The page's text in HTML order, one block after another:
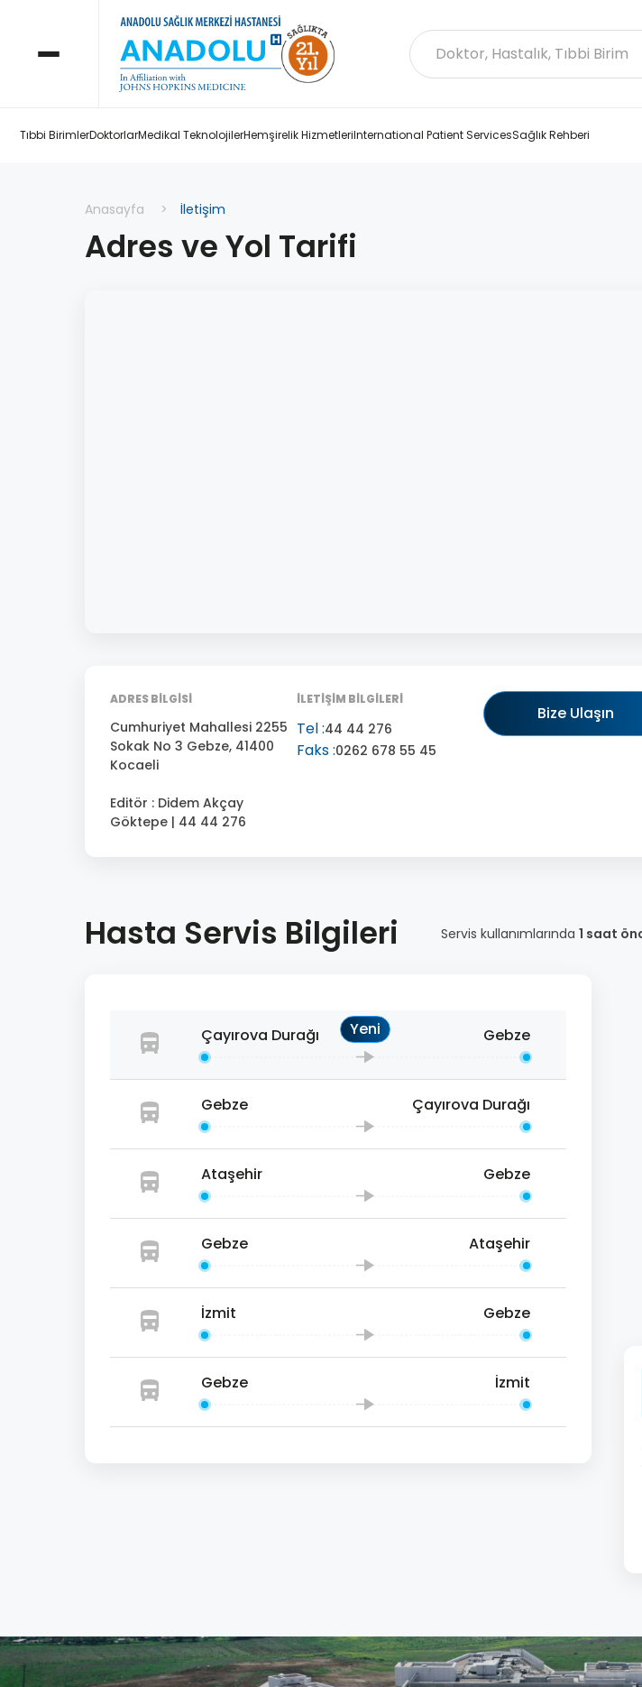
Tıbbi BirimlerDoktorlarMedikal TeknolojilerHemşirelik HizmetleriInternational Patient ServicesSağlık Rehberi
Anasayfa İletişim
Adres ve Yol Tarifi
ADRES BİLGİSİ
Cumhuriyet Mahallesi 2255
Sokak No 3 Gebze, 41400
Kocaeli
Editör : Didem Akçay
Göktepe | 44 44 276
İLETİŞİM BİLGİLERİ
Tel :44 44 276
Faks :0262 678 55 45
Bize Ulaşın
Hasta Servis Bilgileri Servis kullanımlarında 1 saat
Çayırova Durağı Yeni Gebze
Gebze Çayırova Durağı
Ataşehir Gebze
Gebze Ataşehir
İzmit Gebze
Gebze İzmit